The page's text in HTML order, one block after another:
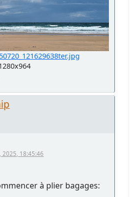
2025, 18:45:46
à plier bagages: